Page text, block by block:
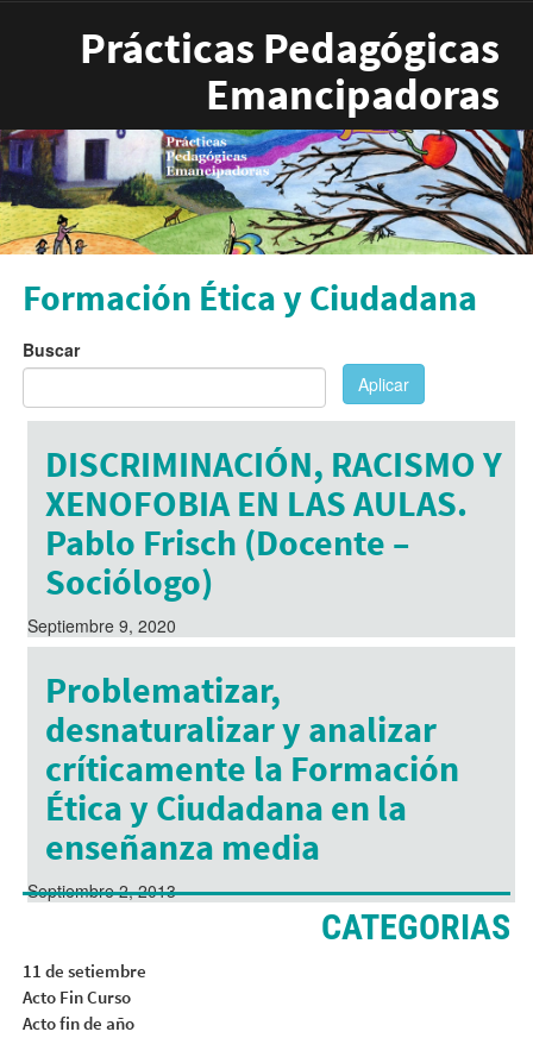
Prácticas Pedagógicas
Emancipadoras
Formación Ética y Ciudadana
Buscar
Aplicar
DISCRIMINACIÓN, RACISMO Y
XENOFOBIA EN LAS AULAS.
Pablo Frisch (Docente –
Sociólogo)
Septiembre 9, 2020
Problematizar,
desnaturalizar y analizar
críticamente la Formación
Ética y Ciudadana en la
enseñanza media
Septiembre 2, 2013
CATEGORIAS
11 de setiembre
Acto Fin Curso
Acto fin de año